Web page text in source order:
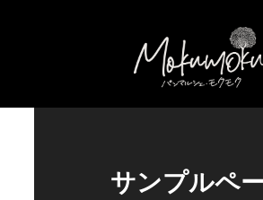
サンプルペ